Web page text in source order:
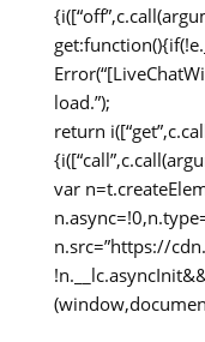
load.”);
return
var
n.src=”https://